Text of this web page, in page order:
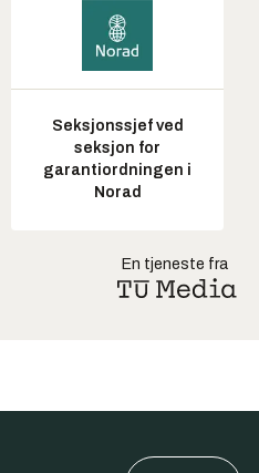
Seksjonssjef ved
seksjon for
garantiordningen i
Norad
En tjeneste fra